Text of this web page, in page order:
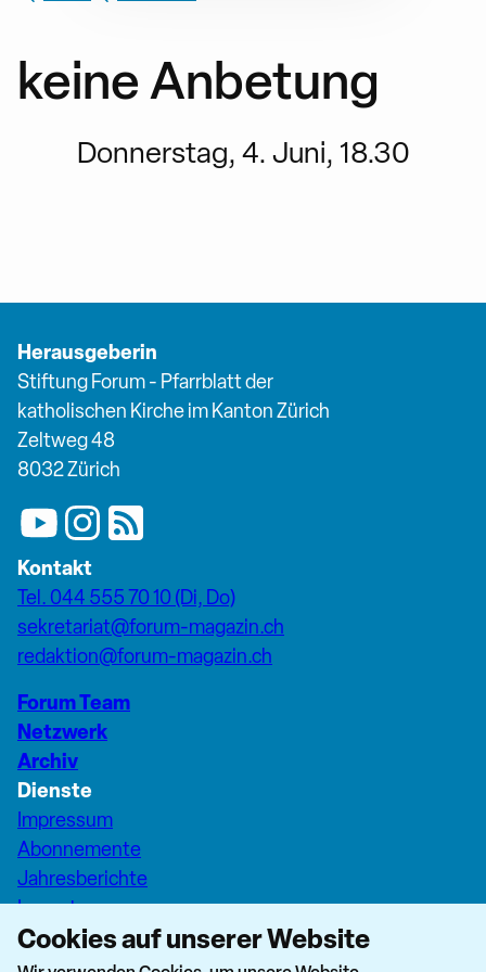
keine Anbetung
Donnerstag, 4. Juni, 18.30
Herausgeberin
Stiftung Forum - Pfarrblatt der
katholischen Kirche im Kanton Zürich
Zeltweg 48
8032 Zürich
Kontakt
Tel. 044 555 70 10 (Di, Do)
sekretariat@forum-magazin.ch
redaktion@forum-magazin.ch
Forum Team
Netzwerk
Archiv
Dienste
Impressum
Abonnemente
Jahresberichte
Inserate
Pfarreiseiten Stadt Zürich
Dashboard Forum+
Cookies auf unserer Website